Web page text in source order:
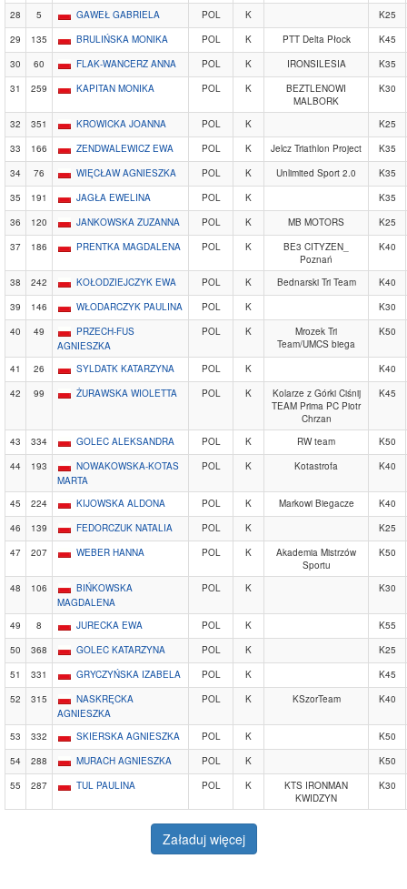
28 5 GAWEŁ GABRIELA POL K
K25
29
135 BRULIŃSKA MONIKA POL K PTT Delta Płock
K45
30
60 FLAK-WANCERZ ANNA POL K IRONSILESIA
K35
31
259 KAPITAN MONIKA POL K
BEZTLENOWI
MALBORK
K30
32 351 KROWICKA JOANNA POL K
K25
33
166 ZENDWALEWICZ EWA POL K Jelcz Triathlon Project
K35
34
76 WIĘCŁAW AGNIESZKA POL K Unlimited Sport 2.0
K35
35
191 JAGŁA EWELINA POL K
K35
36
120 JANKOWSKA ZUZANNA POL K MB MOTORS
K25
37
186 PRENTKA MAGDALENA POL K
BE3 CITYZEN_
Poznań
K40
38 242 KOŁODZIEJCZYK EWA POL K Bednarski Tri Team
K40
39
146 WŁODARCZYK PAULINA POL K
K30
40
49
PRZECH-FUS
AGNIESZKA
POL K
Mrozek Tri
Team/UMCS biega
K50
41 26 SYLDATK KATARZYNA POL K
K40
42
99 ŻURAWSKA WIOLETTA POL K
Kolarze z Górki Ciśnij
TEAM Prima PC Piotr
Chrzan
K45
43 334 GOLEC ALEKSANDRA POL K RW team
K50
44
193
NOWAKOWSKA-KOTAS
MARTA
POL K Kotastrofa K40
45 224 KIJOWSKA ALDONA POL K Markowi Biegacze
K40
46
139 FEDORCZUK NATALIA POL K
K25
47
207 WEBER HANNA POL K
Akademia Mistrzów
Sportu
K50
48 106
BIŃKOWSKA
MAGDALENA
POL K K30
49 8 JURECKA EWA POL K
K55
50
368 GOLEC KATARZYNA POL K
K25
51
331 GRYCZYŃSKA IZABELA POL K
K45
52
315
NASKRĘCKA
AGNIESZKA
POL K KSzorTeam K40
53 332 SKIERSKA AGNIESZKA POL K
K50
54
288 MURACH AGNIESZKA POL K
K50
55
287 TUL PAULINA POL K
KTS IRONMAN
KWIDZYN
K30
Załaduj więcej